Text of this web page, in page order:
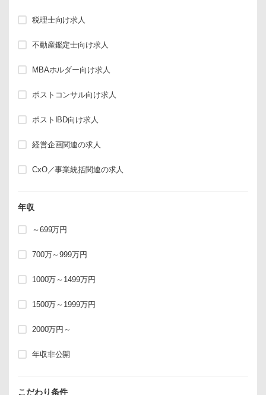
税理士向け求人
不動産鑑定士向け求人
MBAホルダー向け求人
ポストコンサル向け求人
ポストIBD向け求人
経営企画関連の求人
CxO／事業統括関連の求人
年収
～699万円
700万～999万円
1000万～1499万円
1500万～1999万円
2000万円～
年収非公開
こだわり条件